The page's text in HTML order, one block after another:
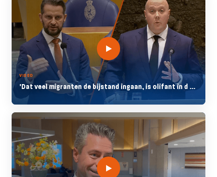
VIDEO
'Dat veel migranten de bijstand ingaan, is olifant in d ...